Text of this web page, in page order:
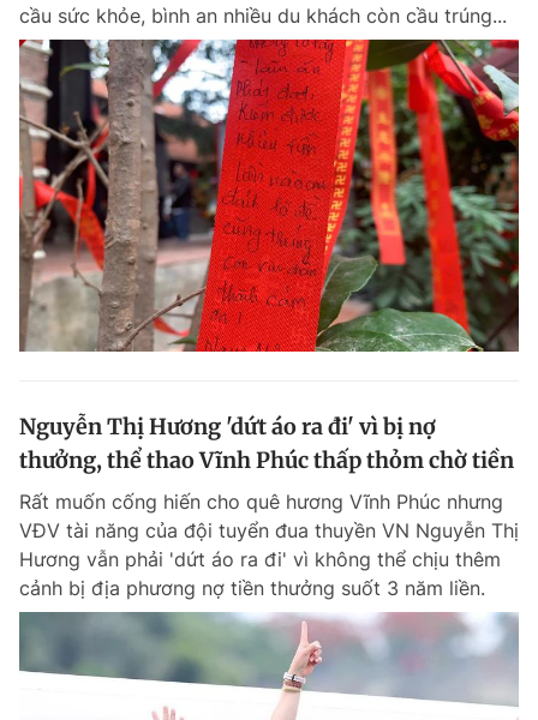
cầu sức khỏe, bình an nhiều du khách còn cầu trúng...
Nguyễn Thị Hương 'dứt áo ra đi' vì bị nợ
thưởng, thể thao Vĩnh Phúc thấp thỏm chờ tiền
Rất muốn cống hiến cho quê hương Vĩnh Phúc nhưng
VĐV tài năng của đội tuyển đua thuyền VN Nguyễn Thị
Hương vẫn phải 'dứt áo ra đi' vì không thể chịu thêm
cảnh bị địa phương nợ tiền thưởng suốt 3 năm liền.